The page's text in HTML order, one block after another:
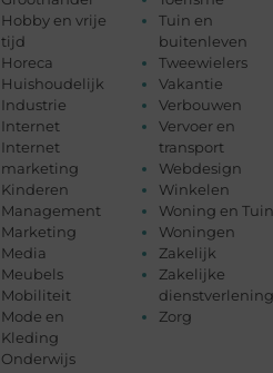
Hobby en vrije
tijd
Horeca
Huishoudelijk
Industrie
Internet
Internet
marketing
Kinderen
Management
Marketing
Media
Meubels
Mobiliteit
Mode en
Kleding
Onderwijs
Tuin en
buitenleven
Tweewielers
Vakantie
Verbouwen
Vervoer en
transport
Webdesign
Winkelen
Woning en Tuin
Woningen
Zakelijk
Zakelijke
dienstverlening
Zorg